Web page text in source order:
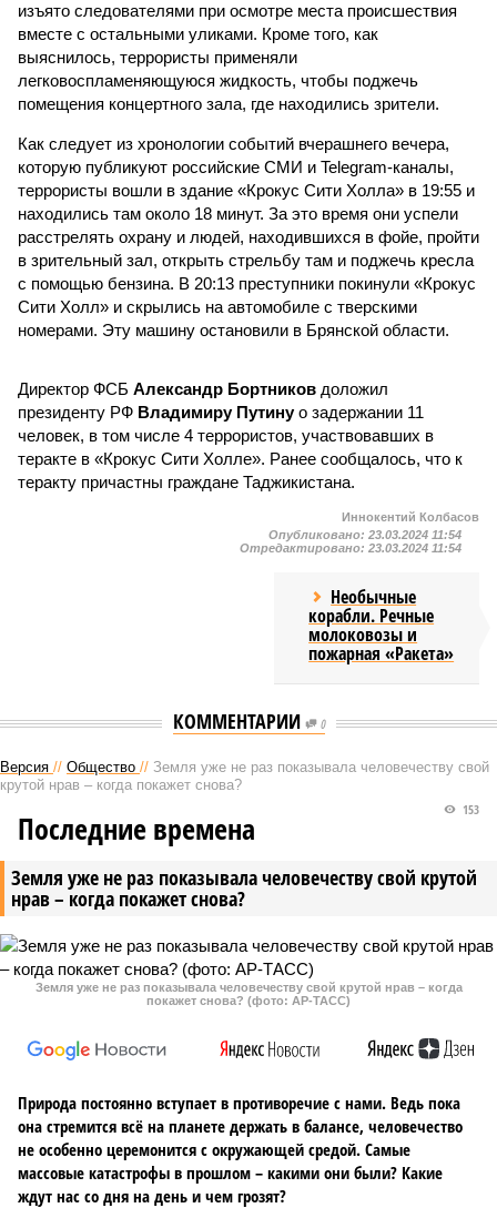
изъято следователями при осмотре места происшествия
вместе с остальными уликами. Кроме того, как
выяснилось, террористы применяли
легковоспламеняющуюся жидкость, чтобы поджечь
помещения концертного зала, где находились зрители.
Как следует из хронологии событий вчерашнего вечера,
которую публикуют российские СМИ и Telegram-каналы,
террористы вошли в здание «Крокус Сити Холла» в 19:55 и
находились там около 18 минут. За это время они успели
расстрелять охрану и людей, находившихся в фойе, пройти
в зрительный зал, открыть стрельбу там и поджечь кресла
с помощью бензина. В 20:13 преступники покинули «Крокус
Сити Холл» и скрылись на автомобиле с тверскими
номерами. Эту машину остановили в Брянской области.
Директор ФСБ Александр Бортников доложил
президенту РФ Владимиру Путинуо задержании 11
человек, в том числе 4 террористов, участвовавших в
теракте в «Крокус Сити Холле». Ранее сообщалось, что к
теракту причастны граждане Таджикистана.
Иннокентий Колбасов
Опубликовано: 23.03.2024 11:54
Отредактировано: 23.03.2024 11:54
Необычные
корабли. Речные
молоковозы и
пожарная «Ракета»
КОММЕНТАРИИ 0
Версия // Общество // Земля уже не раз показывала человечеству свой
крутой нрав – когда покажет снова?
Земля уже не раз показывала человечеству свой крутой
нрав – когда покажет снова?
153
Последние времена
Земля уже не раз показывала человечеству свой крутой нрав – когда
покажет снова? (фото: АР-ТАСС)
Природа постоянно вступает в противоречие с нами. Ведь пока
она стремится всё на планете держать в балансе, человечество
не особенно церемонится с окружающей средой. Самые
массовые катастрофы в прошлом – какими они были? Какие
ждут нас со дня на день и чем грозят?